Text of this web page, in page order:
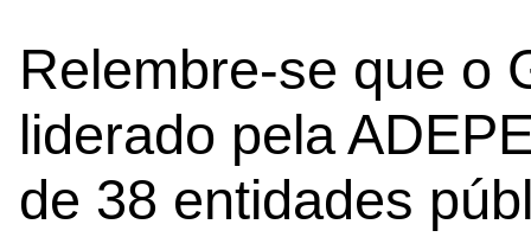
Relembre-se que o
liderado pela
de 38 entidades